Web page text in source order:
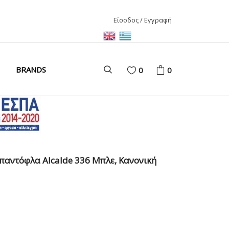
Είσοδος / Εγγραφή
BRANDS 0 0
παντόφλα Alcalde 336 Μπλε, Κανονική